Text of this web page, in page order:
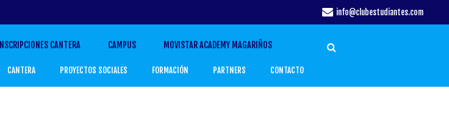
info@clubestudiantes.com
INSCRIPCIONES CANTERA CAMPUS MOVISTAR ACADEMY MAGARIÑOS
CANTERA PROYECTOS SOCIALES FORMACIÓN PARTNERS CONTACTO